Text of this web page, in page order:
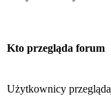
Kto przegląda forum
Użytkownicy